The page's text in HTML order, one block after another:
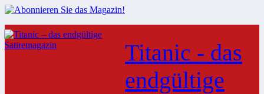
Zum
Inhalt
springen
Titanic - das
endgültige